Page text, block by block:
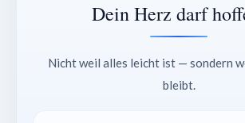
Dein Herz darf
Nicht weil alles leicht ist — sondern
bleibt.